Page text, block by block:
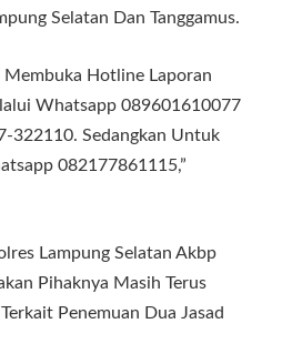
Selatan Dan Tanggamus.
Membuka Hotline Laporan
Whatsapp 089601610077
322110. Sedangkan Untuk
082177861115,”
Lampung Selatan Akbp
Pihaknya Masih Terus
Penemuan Dua Jasad